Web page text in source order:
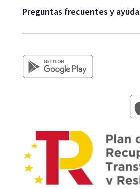
+33 1 87 65 00 79
Preguntas frecuentes y ayuda